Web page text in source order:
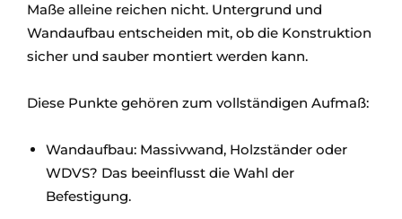
Maße alleine reichen nicht. Untergrund und
Wandaufbau entscheiden mit, ob die Konstruktion
sicher und sauber montiert werden kann.
Diese Punkte gehören zum vollständigen Aufmaß:
Wandaufbau: Massivwand, Holzständer oder
WDVS? Das beeinflusst die Wahl der
Befestigung.